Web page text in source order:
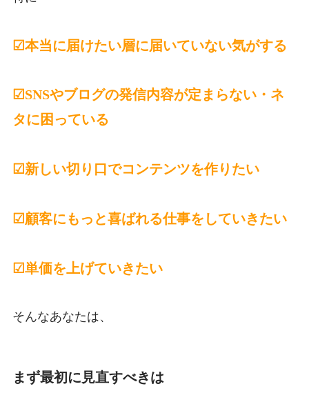
☑︎本当に届けたい層に届いていない気がする
☑︎SNSやブログの発信内容が定まらない・ネ
タに困っている
☑︎新しい切り口でコンテンツを作りたい
☑︎顧客にもっと喜ばれる仕事をしていきたい
☑︎単価を上げていきたい
そんなあなたは、
まず最初に見直すべきは